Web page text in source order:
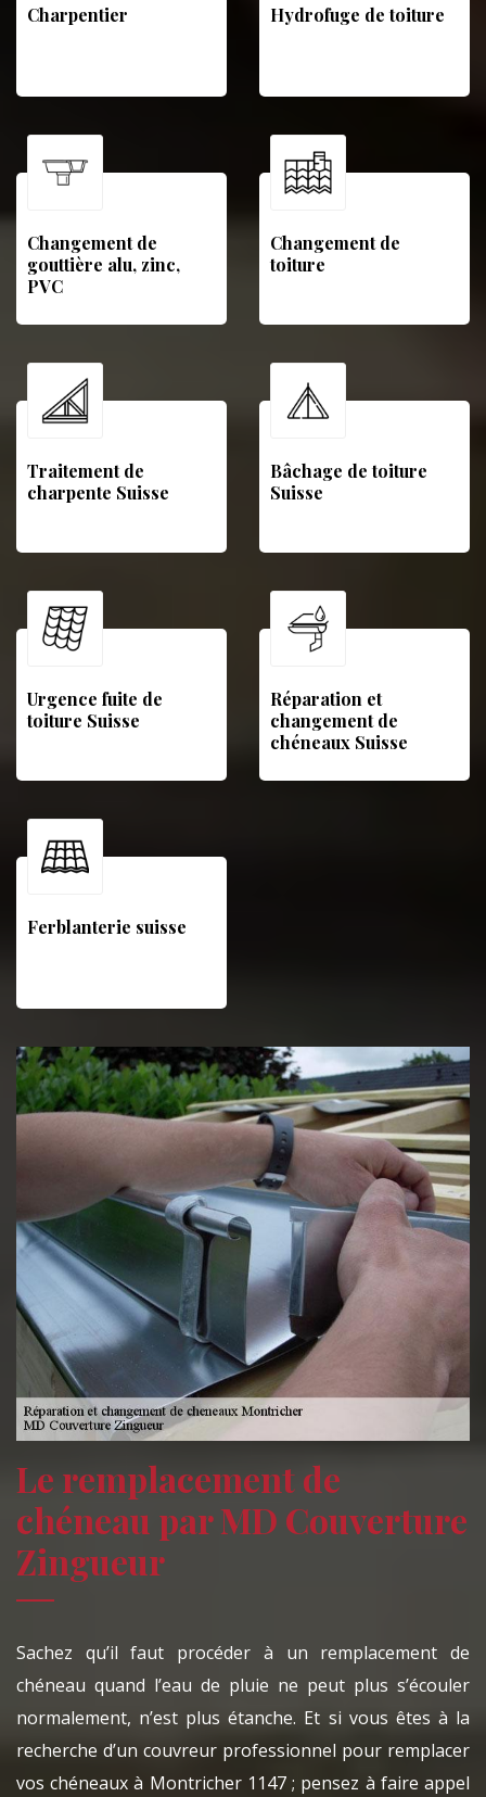
Charpentier Hydrofuge de toiture
Changement de
gouttière alu, zinc,
PVC
Changement de
toiture
Traitement de
charpente Suisse
Bâchage de toiture
Suisse
Urgence fuite de
toiture Suisse
Réparation et
changement de
chéneaux Suisse
Ferblanterie suisse
Le remplacement de
chéneau par MD Couverture
Zingueur
Sachez qu’il faut procéder à un remplacement de
chéneau quand l’eau de pluie ne peut plus s’écouler
normalement, n’est plus étanche. Et si vous êtes à la
recherche d’un couvreur professionnel pour remplacer
vos chéneaux à Montricher 1147 ; pensez à faire appel